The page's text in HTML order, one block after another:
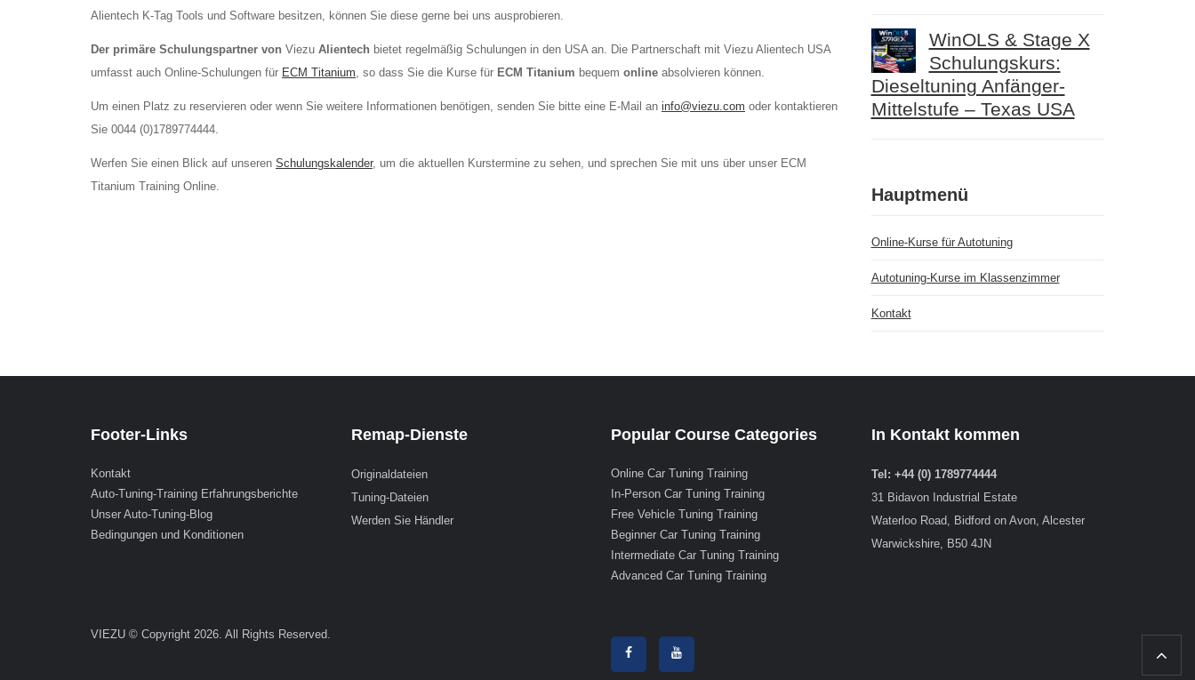
Alientech K-Tag Tools und Software besitzen, können Sie diese gerne bei uns ausprobieren.
Der primäre Schulungspartner von Viezu Alientech bietet regelmäßig Schulungen in den USA an. Die Partnerschaft mit Viezu Alientech USA
umfasst auch Online-Schulungen für ECM Titanium, so dass Sie die Kurse für ECM Titanium bequem online absolvieren können.
Um einen Platz zu reservieren oder wenn Sie weitere Informationen benötigen, senden Sie bitte eine E-Mail an info@viezu.com oder kontaktieren
Sie 0044 (0)1789774444.
Werfen Sie einen Blick auf unseren Schulungskalender, um die aktuellen Kurstermine zu sehen, und sprechen Sie mit uns über unser ECM
Titanium Training Online.
WinOLS & Stage X
Schulungskurs:
Dieseltuning Anfänger-
Mittelstufe – Texas USA
Hauptmenü
Online-Kurse für Autotuning
Autotuning-Kurse im Klassenzimmer
Kontakt
Footer-Links
Kontakt
Auto-Tuning-Training Erfahrungsberichte
Unser Auto-Tuning-Blog
Bedingungen und Konditionen
Remap-Dienste
Originaldateien
Tuning-Dateien
Werden Sie Händler
Popular Course Categories
Online Car Tuning Training
In-Person Car Tuning Training
Free Vehicle Tuning Training
Beginner Car Tuning Training
Intermediate Car Tuning Training
Advanced Car Tuning Training
In Kontakt kommen
Tel: +44 (0) 1789774444
31 Bidavon Industrial Estate
Waterloo Road, Bidford on Avon, Alcester
Warwickshire, B50 4JN
VIEZU © Copyright 2026. All Rights Reserved.